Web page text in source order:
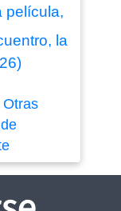
película,
la
Otras